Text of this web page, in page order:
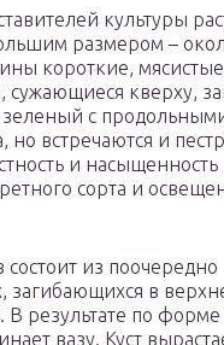
культуры
размером –
короткие,
сужающиеся кверху,
с
но встречаются и
и насыщенность
сорта и
состоит из поочередно
загибающихся в
В результате по форме
вазу. Куст